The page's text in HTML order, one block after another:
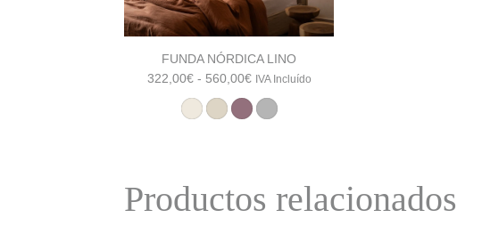
FUNDA NÓRDICA LINO
322,00€ - 560,00€Rango
de
precios:
560,00€
IVA Incluído
Productos relacionados